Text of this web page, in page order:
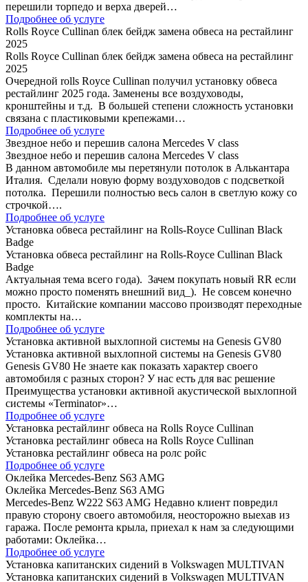
перешили торпедо и верха дверей…
Подробнее об услуге
Rolls Royce Cullinan блек бейдж замена обвеса на рестайлинг
2025
Rolls Royce Cullinan блек бейдж замена обвеса на рестайлинг
2025
Очередной rolls Royce Cullinan получил установку обвеса
рестайлинг 2025 года. Заменены все воздуховоды,
кронштейны и т.д. В большей степени сложность установки
связана с пластиковыми крепежами…
Подробнее об услуге
Звездное небо и перешив салона Mercedes V class
Звездное небо и перешив салона Mercedes V class
В данном автомобиле мы перетянули потолок в Алькантара
Италия. Сделали новую форму воздуховодов с подсветкой
потолка. Перешили полностью весь салон в светлую кожу со
строчкой….
Подробнее об услуге
Установка обвеса рестайлинг на Rolls-Royce Cullinan Black
Badge
Установка обвеса рестайлинг на Rolls-Royce Cullinan Black
Badge
Актуальная тема всего года). Зачем покупать новый RR если
можно просто поменять внешний вид_). Не совсем конечно
просто. Китайские компании массово производят переходные
комплекты на…
Подробнее об услуге
Установка активной выхлопной системы на Genesis GV80
Установка активной выхлопной системы на Genesis GV80
Genesis GV80 Не знаете как показать характер своего
автомобиля с разных сторон? У нас есть для вас решение
Преимущества установки активной акустической выхлопной
системы «Terminator»…
Подробнее об услуге
Установка рестайлинг обвеса на Rolls Royce Cullinan
Установка рестайлинг обвеса на Rolls Royce Cullinan
Установка рестайлинг обвеса на ролс ройс
Подробнее об услуге
Оклейка Mercedes-Benz S63 AMG
Оклейка Mercedes-Benz S63 AMG
Mercedes-Benz W222 S63 AMG Недавно клиент повредил
правую сторону своего автомобиля, неосторожно выехав из
гаража. После ремонта крыла, приехал к нам за следующими
работами: Оклейка…
Подробнее об услуге
Установка капитанских сидений в Volkswagen MULTIVAN
Установка капитанских сидений в Volkswagen MULTIVAN